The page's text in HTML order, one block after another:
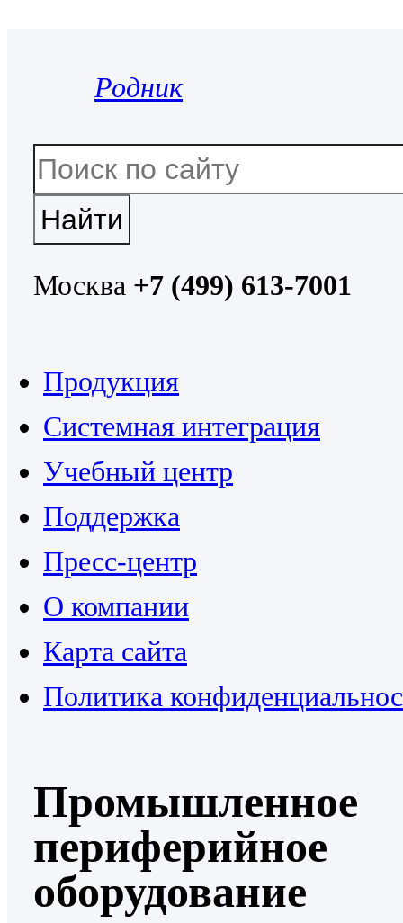
Родник
Москва +7 (499) 613-7001
Продукция
Системная интеграция
Учебный центр
Поддержка
Пресс-центр
О компании
Карта сайта
Политика
Промышленное
периферийное
оборудование